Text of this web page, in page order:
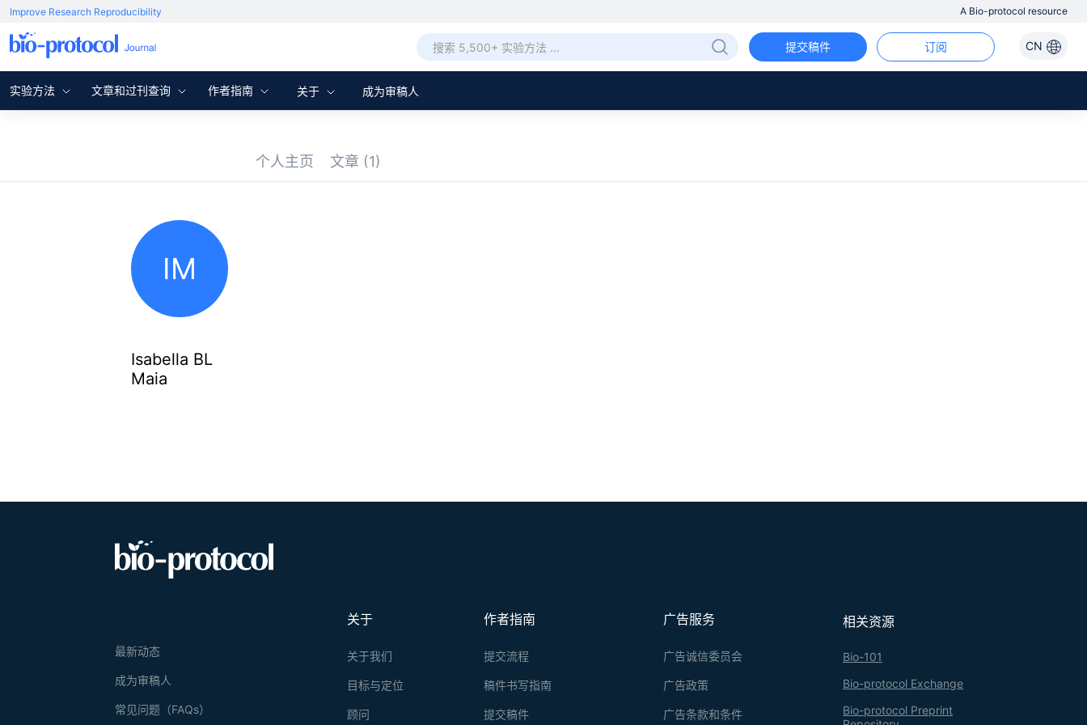
Improve Research Reproducibility A Bio-protocol resource
CN
订阅
提交稿件
实验方法 文章和过刊查询 作者指南 关于 成为审稿人
个人主页 文章 (1)
IM
Isabella BL
Maia
相关资源
Bio-101
Bio-protocol Exchange
Bio-protocol Preprint
广告服务
广告诚信委员会
广告政策
广告条款和条件
作者指南
提交流程
稿件书写指南
提交稿件
关于
关于我们
目标与定位
顾问
最新动态
成为审稿人
常见问题（FAQs）